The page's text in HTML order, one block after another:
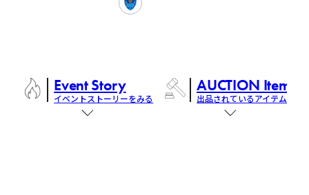
Event Story
イベントストーリーをみる
AUCTION Items
出品されているアイテム